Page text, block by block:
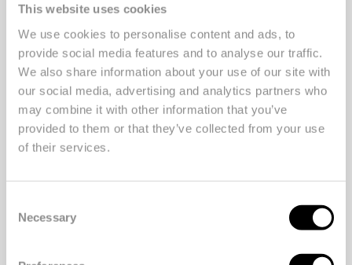
This website uses cookies
We use cookies to personalise content and ads, to
provide social media features and to analyse our traffic.
We also share information about your use of our site with
our social media, advertising and analytics partners who
may combine it with other information that you’ve
provided to them or that they’ve collected from your use
of their services.
Selection
Necessary
aan. Voor iedere verkochte kerstboom
zonder kluit plant BeterBoompje twee
nieuwe biologische kerstboomstekjes in
het BeterBoompje kerstbomenbos. De
boom zonder kluit is dus eigenlijk een
tussenoplossing om de weg naar de
herbruikbare bomen met kluit te